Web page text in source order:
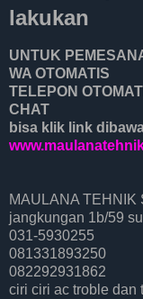
lakukan
UNTUK
WA OTOMATIS
TELEPON
CHAT
bisa klik link
MAULANA TEHNIK
jangkungan 1b/59
031-5930255
081331893250
082292931862
ciri ciri ac troble dan